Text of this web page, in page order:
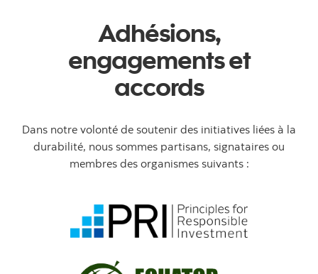
Adhésions,
engagements et
accords
Dans notre volonté de soutenir des initiatives liées à la
durabilité, nous sommes partisans, signataires ou
membres des organismes suivants :